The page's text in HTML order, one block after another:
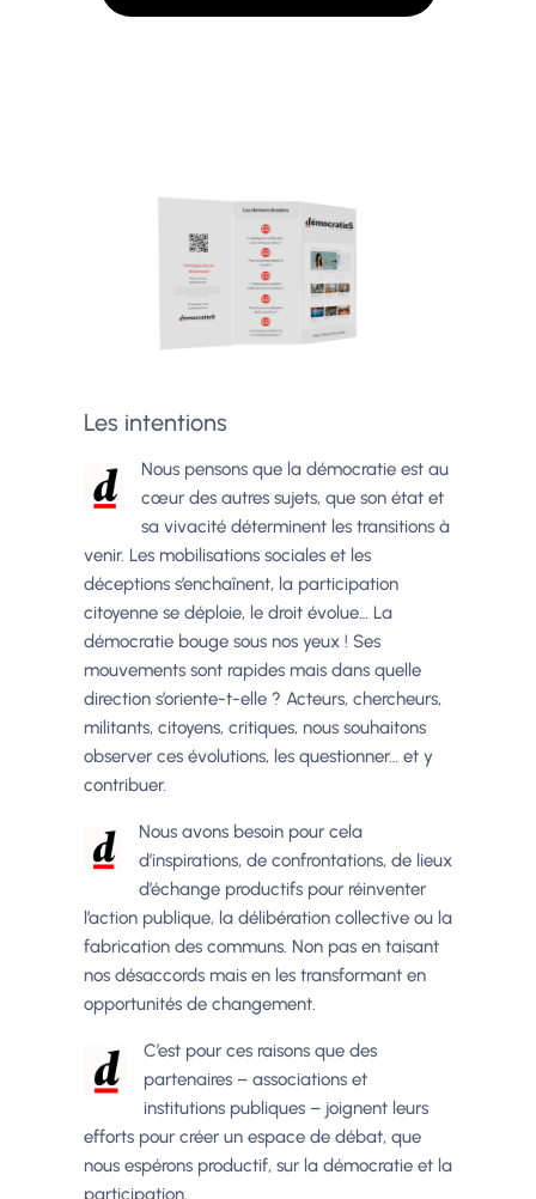
Les intentions
Nous pensons que la démocratie est au
cœur des autres sujets, que son état et
sa vivacité déterminent les transitions à
venir. Les mobilisations sociales et les
déceptions s’enchaînent, la participation
citoyenne se déploie, le droit évolue… La
démocratie bouge sous nos yeux ! Ses
mouvements sont rapides mais dans quelle
direction s’oriente-t-elle ? Acteurs, chercheurs,
militants, citoyens, critiques, nous souhaitons
observer ces évolutions, les questionner… et y
contribuer.
Nous avons besoin pour cela
d’inspirations, de confrontations, de lieux
d’échange productifs pour réinventer
l’action publique, la délibération collective ou la
fabrication des communs. Non pas en taisant
nos désaccords mais en les transformant en
opportunités de changement.
C’est pour ces raisons que des
partenaires – associations et
institutions publiques – joignent leurs
efforts pour créer un espace de débat, que
nous espérons productif, sur la démocratie et la
participation.